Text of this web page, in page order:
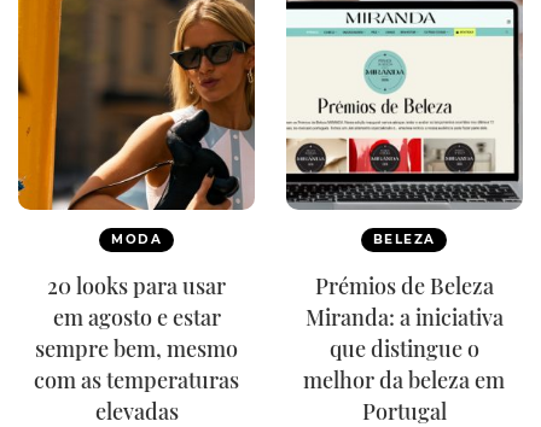
MODA
20 looks para usar
em agosto e estar
sempre bem, mesmo
com as temperaturas
elevadas
BELEZA
Prémios de Beleza
Miranda: a iniciativa
que distingue o
melhor da beleza em
Portugal